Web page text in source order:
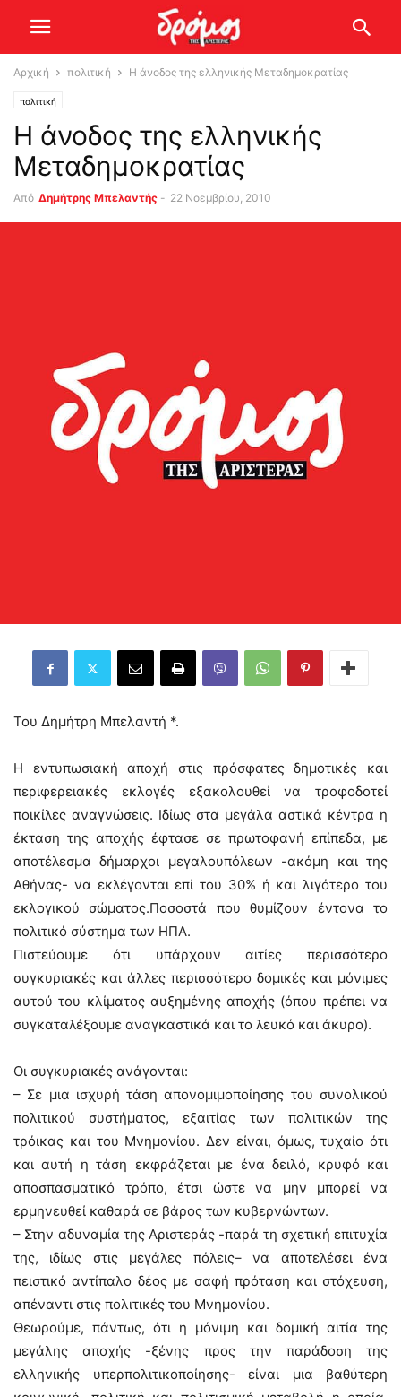
Αρχική πολιτική Η άνοδος της ελληνικής Μεταδημοκρατίας
πολιτική
Η άνοδος της ελληνικής
Μεταδημοκρατίας
Από Δημήτρης Μπελαντής - 22 Νοεμβρίου, 2010
Του Δημήτρη Μπελαντή *.
Η εντυπωσιακή αποχή στις πρόσφατες δημοτικές και
περιφερειακές εκλογές εξακολουθεί να τροφοδοτεί
ποικίλες αναγνώσεις. Ιδίως στα μεγάλα αστικά κέντρα η
έκταση της αποχής έφτασε σε πρωτοφανή επίπεδα, με
αποτέλεσμα δήμαρχοι μεγαλουπόλεων -ακόμη και της
Αθήνας- να εκλέγονται επί του 30% ή και λιγότερο του
εκλογικού σώματος.Ποσοστά που θυμίζουν έντονα το
πολιτικό σύστημα των ΗΠΑ.
Πιστεύουμε ότι υπάρχουν αιτίες περισσότερο
συγκυριακές και άλλες περισσότερο δομικές και μόνιμες
αυτού του κλίματος αυξημένης αποχής (όπου πρέπει να
συγκαταλέξουμε αναγκαστικά και το λευκό και άκυρο).
Οι συγκυριακές ανάγονται:
– Σε μια ισχυρή τάση απονομιμοποίησης του συνολικού
πολιτικού συστήματος, εξαιτίας των πολιτικών της
τρόικας και του Μνημονίου. Δεν είναι, όμως, τυχαίο ότι
και αυτή η τάση εκφράζεται με ένα δειλό, κρυφό και
αποσπασματικό τρόπο, έτσι ώστε να μην μπορεί να
ερμηνευθεί καθαρά σε βάρος των κυβερνώντων.
– Στην αδυναμία της Αριστεράς -παρά τη σχετική επιτυχία
της, ιδίως στις μεγάλες πόλεις– να αποτελέσει ένα
πειστικό αντίπαλο δέος με σαφή πρόταση και στόχευση,
απέναντι στις πολιτικές του Μνημονίου.
Θεωρούμε, πάντως, ότι η μόνιμη και δομική αιτία της
μεγάλης αποχής -ξένης προς την παράδοση της
ελληνικής υπερπολιτικοποίησης- είναι μια βαθύτερη